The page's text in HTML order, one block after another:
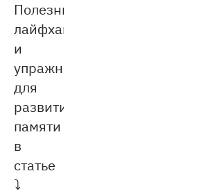
Полезные
лайфхаки
и
упражнения
для
развития
памяти
в
статье
⤵